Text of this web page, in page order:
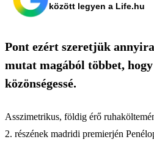
között legyen a Life.hu
Pont ezért szeretjük
mutat magából többet,
közönségessé.
Asszimetrikus, földig érő
2. részének madridi premierjén